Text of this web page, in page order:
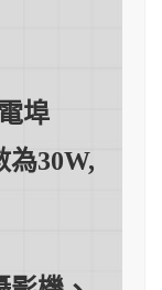
埠
為30W,